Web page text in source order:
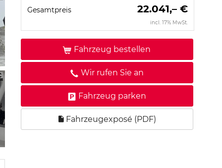
Gesamtpreis 22.041,– €
incl. 17% MwSt.
Fahrzeug bestellen
Wir rufen Sie an
Fahrzeug parken
Fahrzeugexposé (PDF)